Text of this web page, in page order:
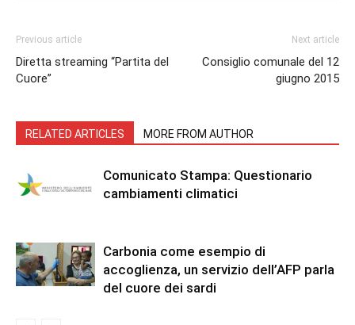
Previous article
Diretta streaming “Partita del
Cuore”
Next article
Consiglio comunale del 12
giugno 2015
RELATED ARTICLES MORE FROM AUTHOR
Comunicato Stampa: Questionario
cambiamenti climatici
Carbonia come esempio di
accoglienza, un servizio dell’AFP parla
del cuore dei sardi